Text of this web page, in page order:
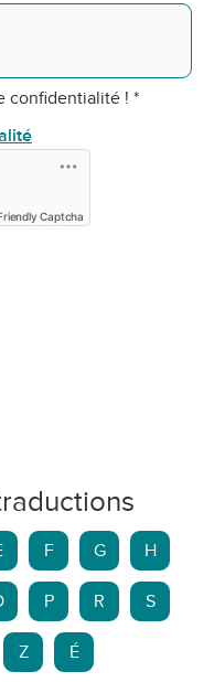
confidentialité ! *
Captcha
F G H
P R S
Z É